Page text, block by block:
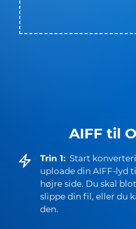
AIFF til
Trin 1: Start
uploade din AIFF-lyd
højre side. Du skal
slippe din fil, eller du
den.